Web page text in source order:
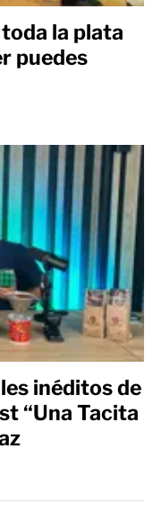
la plata
puedes
inéditos de
“Una Tacita